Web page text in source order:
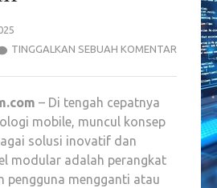
TINGGALKAN SEBUAH KOMENTAR PONSEL
INOVASI
MASA
DEPAN
YANG
RAMAH
– Di tengah cepatnya
mobile, muncul konsep
solusi inovatif dan
modular adalah perangkat
pengguna mengganti atau